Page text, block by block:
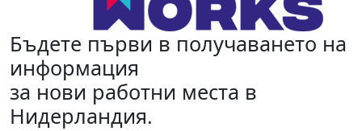
Бъдете първи в получаването на
информация
за нови работни места в
Нидерландия.